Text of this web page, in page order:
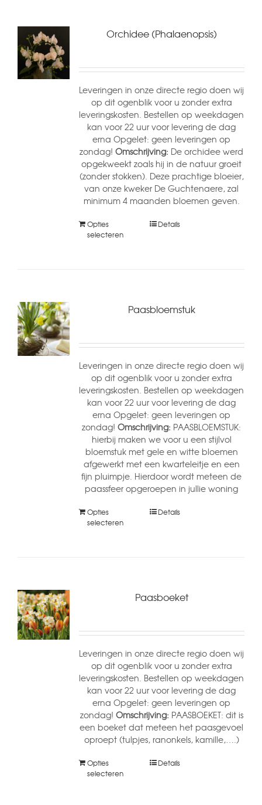
Orchidee (Phalaenopsis)
Leveringen in onze directe regio doen wij
op dit ogenblik voor u zonder extra
leveringskosten. Bestellen op weekdagen
kan voor 22 uur voor levering de dag
erna Opgelet: geen leveringen op
zondag!Omschrijving: De orchidee werd
opgekweekt zoals hij in de natuur groeit
(zonder stokken). Deze prachtige bloeier,
van onze kweker De Guchtenaere, zal
minimum 4 maanden bloemen geven.
Opties
selecteren
Details
Paasbloemstuk
Leveringen in onze directe regio doen wij
op dit ogenblik voor u zonder extra
leveringskosten. Bestellen op weekdagen
kan voor 22 uur voor levering de dag
erna Opgelet: geen leveringen op
zondag!Omschrijving: PAASBLOEMSTUK:
hierbij maken we voor u een stijlvol
bloemstuk met gele en witte bloemen
afgewerkt met een kwarteleitje en een
fijn pluimpje. Hierdoor wordt meteen de
paassfeer opgeroepen in jullie woning
Opties
selecteren
Details
Paasboeket
Leveringen in onze directe regio doen wij
op dit ogenblik voor u zonder extra
leveringskosten. Bestellen op weekdagen
kan voor 22 uur voor levering de dag
erna Opgelet: geen leveringen op
zondag! Omschrijving: PAASBOEKET: dit is
een boeket dat meteen het paasgevoel
oproept (tulpjes, ranonkels, kamille,….)
Opties
selecteren
Details